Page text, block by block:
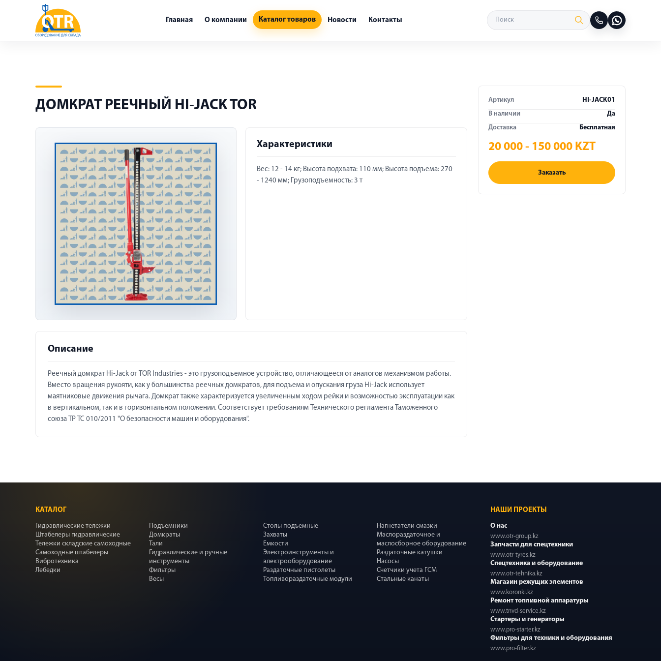
Главная О компании Каталог товаров Новости Контакты
ДОМКРАТ РЕЕЧНЫЙ HI-JACK TOR
Характеристики
Вес: 12 - 14 кг; Высота подхвата: 110 мм; Высота подъема: 270
- 1240 мм; Грузоподъемность: 3 т
Описание
Реечный домкрат Hi-Jack от TOR Industries - это грузоподъемное устройство, отличающееся от аналогов механизмом работы.
Вместо вращения рукояти, как у большинства реечных домкратов, для подъема и опускания груза Hi-Jack использует
маятниковые движения рычага. Домкрат также характеризуется увеличенным ходом рейки и возможностью эксплуатации как
в вертикальном, так и в горизонтальном положении. Соответствует требованиям Технического регламента Таможенного
союза ТР ТС 010/2011 "О безопасности машин и оборудования".
Артикул
HI-JACK01
В наличии
Да
Доставка
Бесплатная
20 000 - 150 000 KZT
Заказать
КАТАЛОГ
Гидравлические тележки
Штабелеры гидравлические
Тележки складские самоходные
Самоходные штабелеры
Вибротехника
Лебедки
Подъемники
Домкраты
Тали
Гидравлические и ручные
инструменты
Фильтры
Весы
Столы подъемные
Захваты
Емкости
Электроинструменты и
электрооборудование
Раздаточные пистолеты
Топливораздаточные модули
Нагнетатели смазки
Маслораздаточное и
маслосборное оборудование
Раздаточные катушки
Насосы
Счетчики учета ГСМ
Стальные канаты
НАШИ ПРОЕКТЫ
О нас
www.otr-group.kz
Запчасти для спецтехники
www.otr-tyres.kz
Спецтехника и оборудование
www.otr-tehnika.kz
Магазин режущих элементов
www.koronki.kz
Ремонт топливной аппаратуры
www.tnvd-service.kz
Стартеры и генераторы
www.pro-starter.kz
Фильтры для техники и оборудования
www.pro-filter.kz